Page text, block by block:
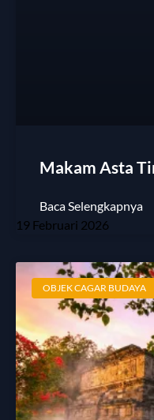
Makam Asta
Baca Selengkapnya
19 Februari 2026
OBJEK CAGAR BUDAYA